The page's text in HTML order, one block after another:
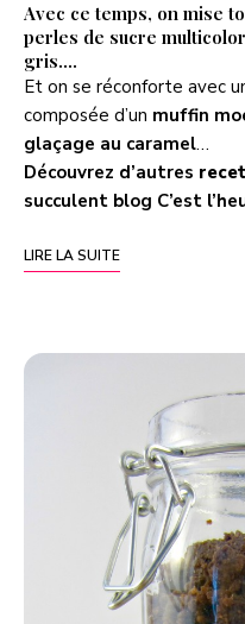
Avec ce temps, on mise
perles de sucre
gris….
Et on se réconforte avec
composée d’un muffin
glaçage au caramel…
Découvrez d’autres
succulent blog C’est
LIRE LA SUITE